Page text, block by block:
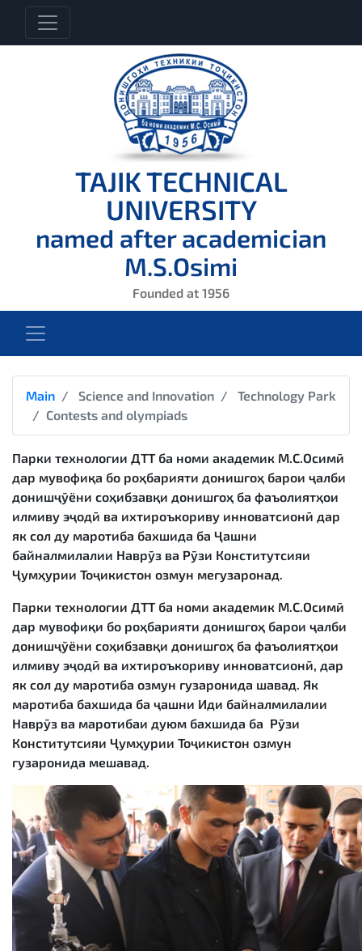
TAJIK TECHNICAL
UNIVERSITY
named after academician
M.S.Osimi
Founded at 1956
Main Science and Innovation
Technology Park
Contests and olympiads
Парки технологии ДТТ ба номи академик М.С.Осимӣ
дар мувофиқа бо роҳбарияти донишгоҳ барои ҷалби
донишҷӯёни соҳибзавқи донишгоҳ ба фаъолиятҳои
илмиву эҷодӣ ва ихтироъкориву инноватсионӣ дар
як сол ду маротиба бахшида ба Ҷашни
байналмилалии Наврӯз ва Рӯзи Конститутсияи
Ҷумҳурии Тоҷикистон озмун мегузаронад.
Парки технологии ДТТ ба номи академик М.С.Осимӣ
дар мувофиқи бо роҳбарияти донишгоҳ барои ҷалби
донишҷӯёни соҳибзавқи донишгоҳ ба фаъолиятҳои
илмиву эҷодӣ ва ихтироъкориву инноватсионӣ, дар
як сол ду маротиба озмун гузаронида шавад. Як
маротиба бахшида ба ҷашни Иди байналмилалии
Наврӯз ва маротибаи дуюм бахшида ба Рӯзи
Конститутсияи Ҷумҳурии Тоҷикистон озмун
гузаронида мешавад.